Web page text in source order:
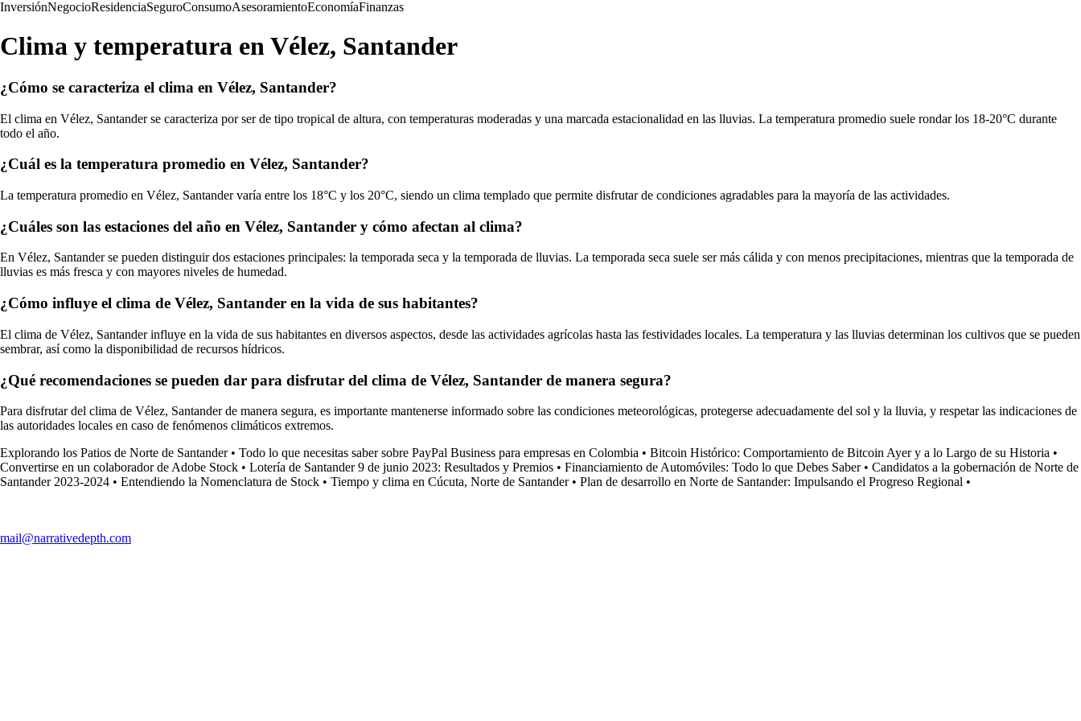
InversiónNegocioResidenciaSeguroConsumoAsesoramientoEconomíaFinanzas
Clima y temperatura en Vélez, Santander
¿Cómo se caracteriza el clima en Vélez, Santander?
El clima en Vélez, Santander se caracteriza por ser de tipo tropical de altura, con temperaturas moderadas y una marcada estacionalidad en las lluvias. La temperatura promedio suele rondar los 18-20°C durante
todo el año.
¿Cuál es la temperatura promedio en Vélez, Santander?
La temperatura promedio en Vélez, Santander varía entre los 18°C y los 20°C, siendo un clima templado que permite disfrutar de condiciones agradables para la mayoría de las actividades.
¿Cuáles son las estaciones del año en Vélez, Santander y cómo afectan al clima?
En Vélez, Santander se pueden distinguir dos estaciones principales: la temporada seca y la temporada de lluvias. La temporada seca suele ser más cálida y con menos precipitaciones, mientras que la temporada de
lluvias es más fresca y con mayores niveles de humedad.
¿Cómo influye el clima de Vélez, Santander en la vida de sus habitantes?
El clima de Vélez, Santander influye en la vida de sus habitantes en diversos aspectos, desde las actividades agrícolas hasta las festividades locales. La temperatura y las lluvias determinan los cultivos que se pueden
sembrar, así como la disponibilidad de recursos hídricos.
¿Qué recomendaciones se pueden dar para disfrutar del clima de Vélez, Santander de manera segura?
Para disfrutar del clima de Vélez, Santander de manera segura, es importante mantenerse informado sobre las condiciones meteorológicas, protegerse adecuadamente del sol y la lluvia, y respetar las indicaciones de
las autoridades locales en caso de fenómenos climáticos extremos.
Explorando los Patios de Norte de Santander• Todo lo que necesitas saber sobre PayPal Business para empresas en Colombia • Bitcoin Histórico: Comportamiento de Bitcoin Ayer y a lo Largo de su Historia •
Convertirse en un colaborador de Adobe Stock • Lotería de Santander 9 de junio 2023: Resultados y Premios • Financiamiento de Automóviles: Todo lo que Debes Saber• Candidatos a la gobernación de Norte de
Santander 2023-2024 • Entendiendo la Nomenclatura de Stock • Tiempo y clima en Cúcuta, Norte de Santander• Plan de desarrollo en Norte de Santander: Impulsando el Progreso Regional •
mail@narrativedepth.com